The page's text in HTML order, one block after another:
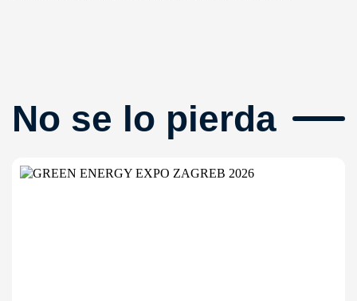
No se lo pierda